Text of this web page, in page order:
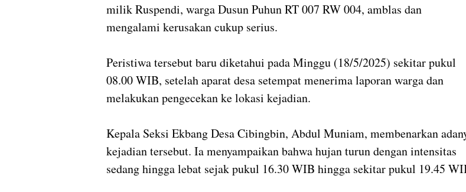
milik Ruspendi, warga Dusun Puhun RT 007 RW 004, amblas dan
mengalami kerusakan cukup serius.
Peristiwa tersebut baru diketahui pada Minggu (18/5/2025) sekitar pukul
08.00 WIB, setelah aparat desa setempat menerima laporan warga dan
melakukan pengecekan ke lokasi kejadian.
Kepala Seksi Ekbang Desa Cibingbin, Abdul Muniam, membenarkan
kejadian tersebut. Ia menyampaikan bahwa hujan turun dengan intensitas
sedang hingga lebat sejak pukul 16.30 WIB hingga sekitar pukul 19.45